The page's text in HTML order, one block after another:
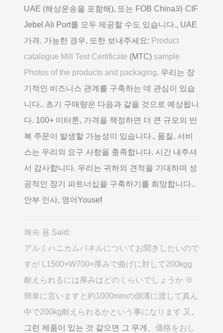
UAE (해상운송을 포함해), 또는 FOB China와 CIF
Jebel Ali Port를 모두 제공할 수도 있습니다., UAE
가격. 가능한 경우, 또한 보내주세요: Product
catalogue Mill Test Certificate (MTC) sample
Photos of the products and packaging. 우리는 장
기적인 비즈니스 관계를 구축하는 데 관심이 있습
니다.. 초기 구매량은 다음과 같을 것으로 예상됩니
다. 100+ 미터톤, 가격을 책정하면 더 큰 규모의 반
복 주문이 발생할 가능성이 있습니다., 품질, 서비
스는 우리의 요구 사항을 충족합니다. 시간 내주셔
서 감사합니다. 우리는 귀하의 견적을 기대하며 성
공적인 장기 파트너십을 구축하기를 희망합니다..
안부 인사, 영어Yousef
쾌속 용 Said:
アルミハニカムパネルについてお聞きしたいので
すが L1500×W700×厚みで曲げに対して200kgg
耐えられるには厚みはどのくらいでしょうか ※
簡単に言いますと約1000mmの側溝に渡して真ん
中で200kg耐えられるかという事になります 又
그런 제품이 있는 것 같으면 그 무게、 価格をおし